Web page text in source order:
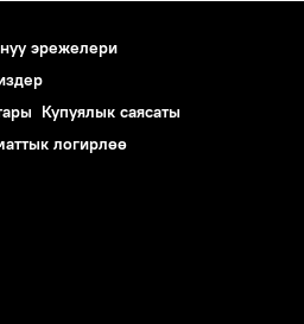
эрежелери
Купуялык саясаты
логирлөө